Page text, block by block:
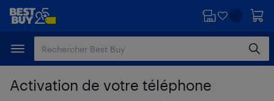
Passer
principal
Passer
Activation de votre téléphone